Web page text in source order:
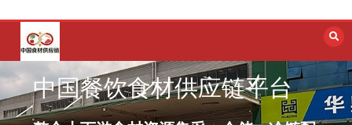
容
中国餐饮食材供应链平台